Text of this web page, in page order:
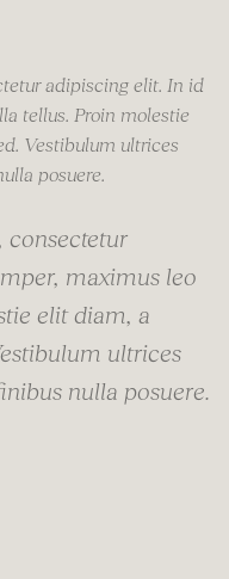
adipiscing elit. In id
tellus. Proin molestie
Vestibulum ultrices
posuere.
consectetur
maximus leo
elit diam, a
ultrices
nulla posuere.